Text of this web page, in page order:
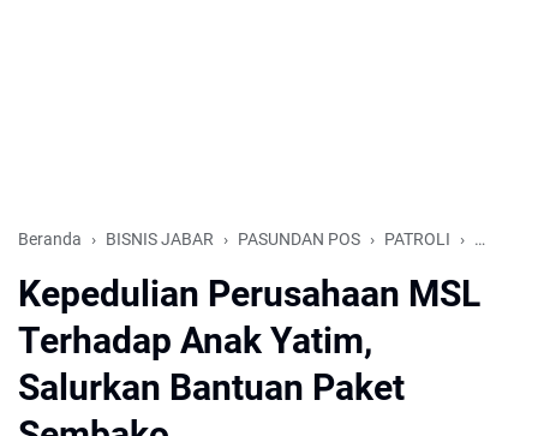
Beranda BISNIS JABAR PASUNDAN POS PATROLI TATAR
Kepedulian Perusahaan MSL
Terhadap Anak Yatim,
Salurkan Bantuan Paket